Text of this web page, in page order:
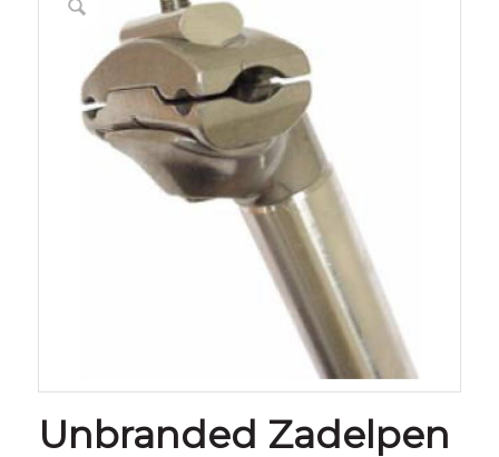
Unbranded Zadelpen